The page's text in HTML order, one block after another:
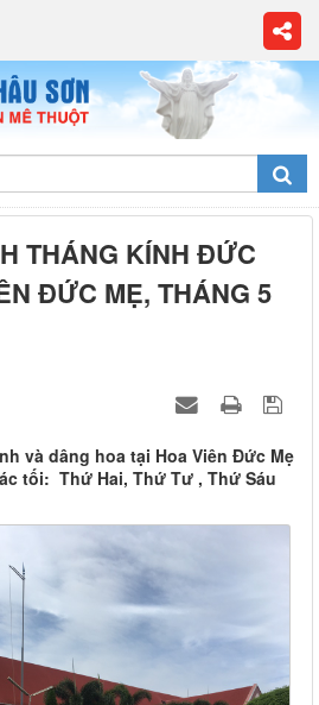
THÁNG KÍNH ĐỨC
ĐỨC MẸ, THÁNG 5
và dâng hoa tại Hoa Viên Đức Mẹ
tối: Thứ Hai, Thứ Tư , Thứ Sáu